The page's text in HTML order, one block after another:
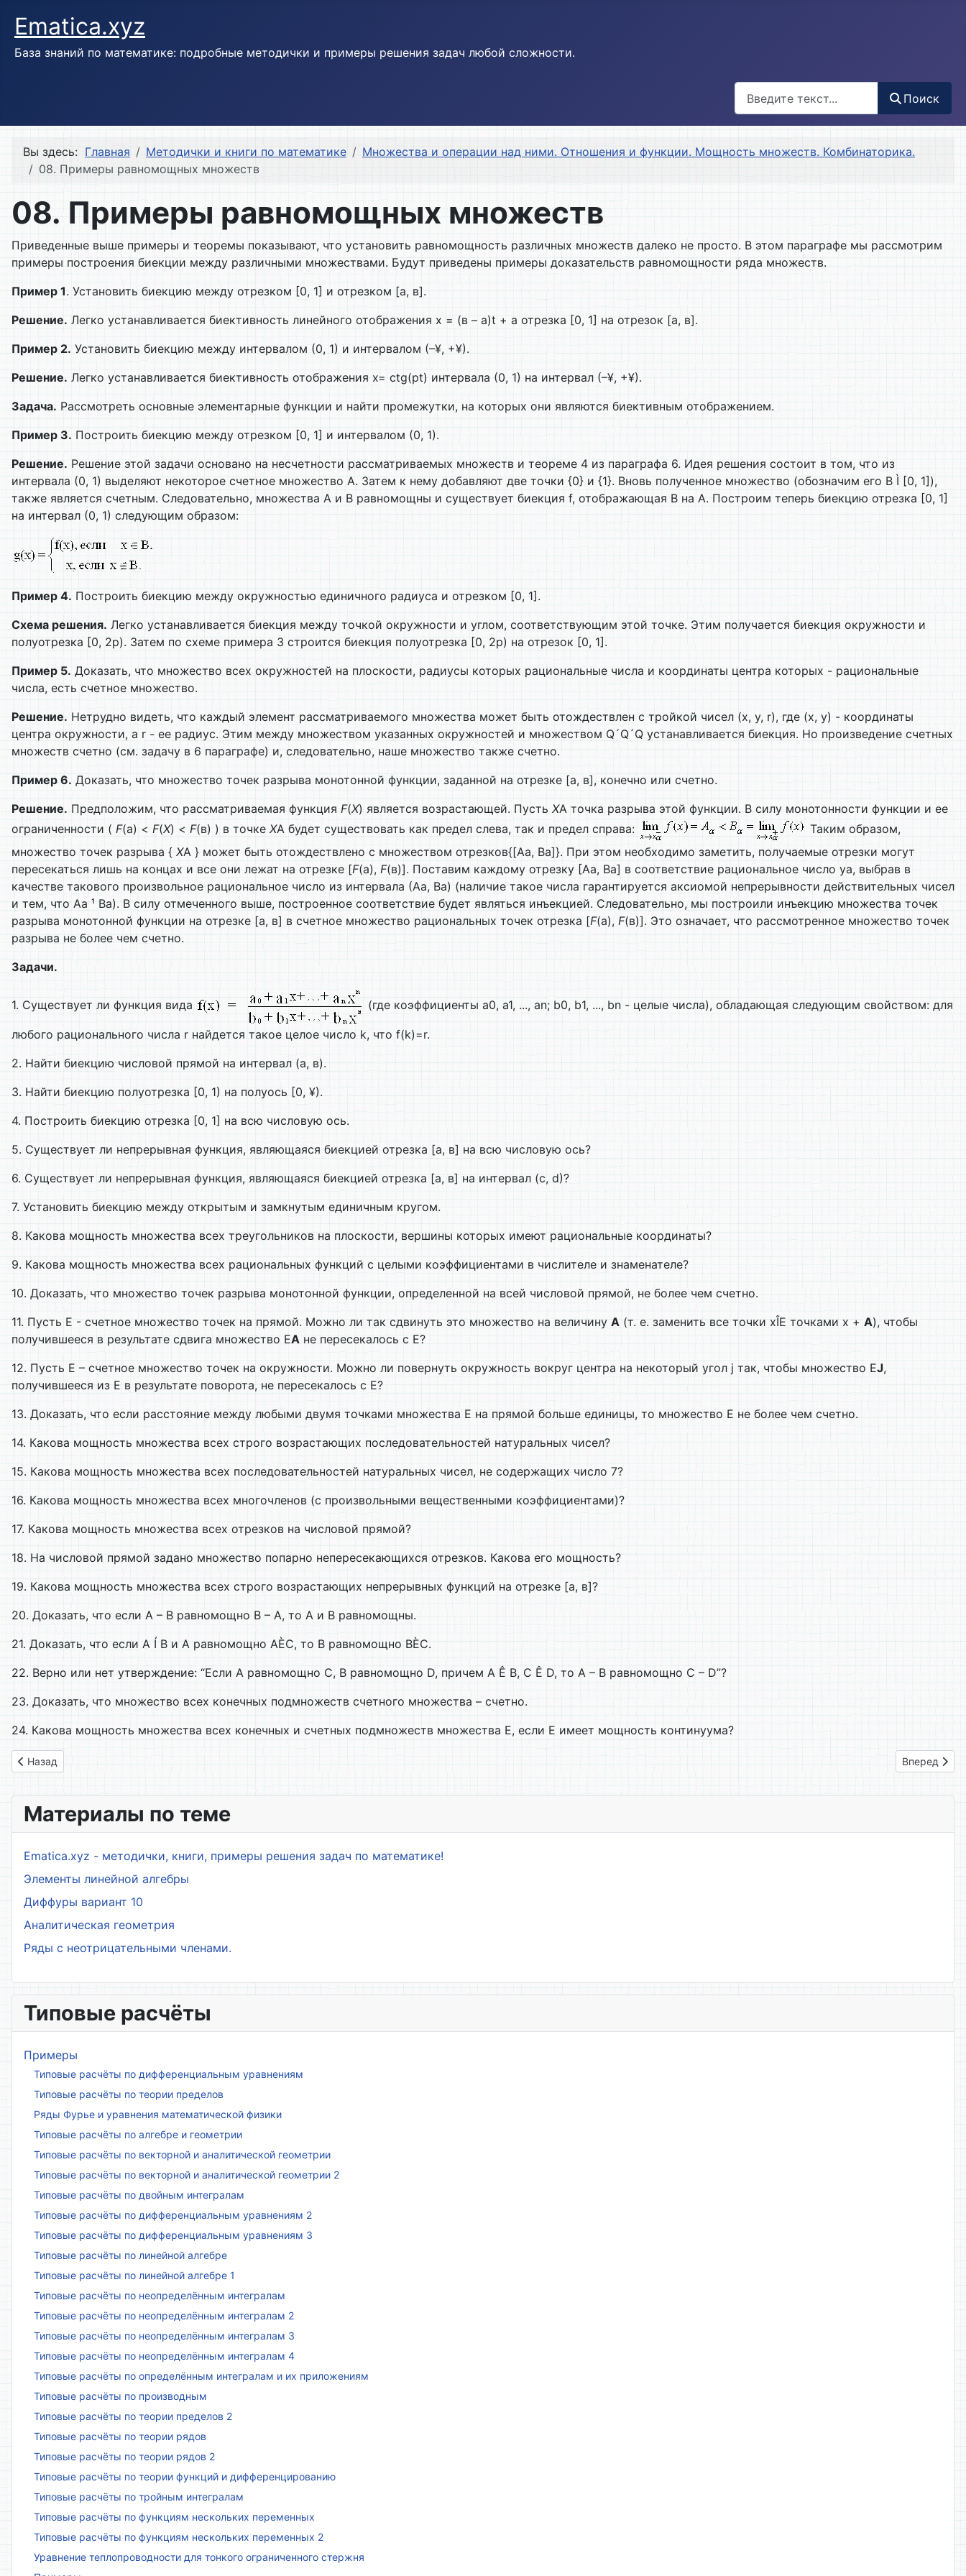
Ematica.xyz
База знаний по математике: подробные методички и примеры решения задач любой сложности.
Поиск
Вы здесь: Главная Методички и книги по математике
Множества и операции над ними. Отношения и функции. Мощность множеств. Комбинаторика.
08. Примеры равномощных множеств
08. Примеры равномощных множеств
Приведенные выше примеры и теоремы показывают, что установить равномощность различных множеств далеко не просто. В этом параграфе мы рассмотрим
примеры построения биекции между различными множествами. Будут приведены примеры доказательств равномощности ряда множеств.
Пример 1. Установить биекцию между отрезком [0, 1] и отрезком [а, в].
Решение. Легко устанавливается биективность линейного отображения x = (в – a)t + a отрезка [0, 1] на отрезок [а, в].
Пример 2. Установить биекцию между интервалом (0, 1) и интервалом (–¥, +¥).
Решение. Легко устанавливается биективность отображения x= ctg(pt) интервала (0, 1) на интервал (–¥, +¥).
Задача. Рассмотреть основные элементарные функции и найти промежутки, на которых они являются биективным отображением.
Пример 3. Построить биекцию между отрезком [0, 1] и интервалом (0, 1).
Решение. Решение этой задачи основано на несчетности рассматриваемых множеств и теореме 4 из параграфа 6. Идея решения состоит в том, что из
интервала (0, 1) выделяют некоторое счетное множество А. Затем к нему добавляют две точки {0} и {1}. Вновь полученное множество (обозначим его В Ì [0, 1]),
также является счетным. Следовательно, множества А и В равномощны и существует биекция f, отображающая B на A. Построим теперь биекцию отрезка [0, 1]
на интервал (0, 1) следующим образом:
Пример 4. Построить биекцию между окружностью единичного радиуса и отрезком [0, 1].
Схема решения. Легко устанавливается биекция между точкой окружности и углом, соответствующим этой точке. Этим получается биекция окружности и
полуотрезка [0, 2p). Затем по схеме примера 3 строится биекция полуотрезка [0, 2p) на отрезок [0, 1].
Пример 5. Доказать, что множество всех окружностей на плоскости, радиусы которых рациональные числа и координаты центра которых - рациональные
числа, есть счетное множество.
Решение. Нетрудно видеть, что каждый элемент рассматриваемого множества может быть отождествлен с тройкой чисел (х, у, r), где (х, у) - координаты
центра окружности, а r - ее радиус. Этим между множеством указанных окружностей и множеством Q´Q´Q устанавливается биекция. Но произведение счетных
множеств счетно (см. задачу в 6 параграфе) и, следовательно, наше множество также счетно.
Пример 6. Доказать, что множество точек разрыва монотонной функции, заданной на отрезке [а, в], конечно или счетно.
Решение. Предположим, что рассматриваемая функция F(Х) является возрастающей. Пусть ХA точка разрыва этой функции. В силу монотонности функции и ее
ограниченности ( F(а) < F(Х) < F(в) ) в точке ХA будет существовать как предел слева, так и предел справа:
Таким образом,
множество точек разрыва { ХA } может быть отождествлено с множеством отрезков{[Aa, Ba]}. При этом необходимо заметить, получаемые отрезки могут
пересекаться лишь на концах и все они лежат на отрезке [F(а), F(в)]. Поставим каждому отрезку [Аa, Вa] в соответствие рациональное число уa, выбрав в
качестве такового произвольное рациональное число из интервала (Аa, Вa) (наличие такое числа гарантируется аксиомой непрерывности действительных чисел
и тем, что Аa ¹ Вa). В силу отмеченного выше, построенное соответствие будет являться инъекцией. Следовательно, мы построили инъекцию множества точек
разрыва монотонной функции на отрезке [а, в] в счетное множество рациональных точек отрезка [F(а), F(в)]. Это означает, что рассмотренное множество точек
разрыва не более чем счетно.
Задачи.
1. Существует ли функция вида (где коэффициенты a0, a1, ..., an; b0, b1, ..., bn - целые числа), обладающая следующим свойством: для
любого рационального числа r найдется такое целое число k, что f(k)=r.
2. Найти биекцию числовой прямой на интервал (а, в).
3. Найти биекцию полуотрезка [0, 1) на полуось [0, ¥).
4. Построить биекцию отрезка [0, 1] на всю числовую ось.
5. Существует ли непрерывная функция, являющаяся биекцией отрезка [а, в] на всю числовую ось?
6. Существует ли непрерывная функция, являющаяся биекцией отрезка [а, в] на интервал (с, d)?
7. Установить биекцию между открытым и замкнутым единичным кругом.
8. Какова мощность множества всех треугольников на плоскости, вершины которых имеют рациональные координаты?
9. Какова мощность множества всех рациональных функций с целыми коэффициентами в числителе и знаменателе?
10. Доказать, что множество точек разрыва монотонной функции, определенной на всей числовой прямой, не более чем счетно.
11. Пусть Е - счетное множество точек на прямой. Можно ли так сдвинуть это множество на величину А (т. е. заменить все точки хÎЕ точками х + А), чтобы
получившееся в результате сдвига множество ЕA не пересекалось с Е?
12. Пусть Е – счетное множество точек на окружности. Можно ли повернуть окружность вокруг центра на некоторый угол j так, чтобы множество ЕJ,
получившееся из Е в результате поворота, не пересекалось с Е?
13. Доказать, что если расстояние между любыми двумя точками множества Е на прямой больше единицы, то множество Е не более чем счетно.
14. Какова мощность множества всех строго возрастающих последовательностей натуральных чисел?
15. Какова мощность множества всех последовательностей натуральных чисел, не содержащих число 7?
16. Какова мощность множества всех многочленов (с произвольными вещественными коэффициентами)?
17. Какова мощность множества всех отрезков на числовой прямой?
18. На числовой прямой задано множество попарно непересекающихся отрезков. Какова его мощность?
19. Какова мощность множества всех строго возрастающих непрерывных функций на отрезке [а, в]?
20. Доказать, что если А – В равномощно В – А, то А и В равномощны.
21. Доказать, что если А Í В и А равномощно АÈС, то В равномощно ВÈС.
22. Верно или нет утверждение: “Если А равномощно С, В равномощно D, причем А Ê В, С Ê D, то А – В равномощно С – D”?
23. Доказать, что множество всех конечных подмножеств счетного множества – счетно.
24. Какова мощность множества всех конечных и счетных подмножеств множества Е, если Е имеет мощность континуума?
Предыдущий: 07. Сравнение мощностей
Назад Следующий:
Вперед
Материалы по теме
Ematica.xyz - методички, книги, примеры решения задач по математике!
Элементы линейной алгебры
Диффуры вариант 10
Аналитическая геометрия
Ряды с неотрицательными членами.
Типовые расчёты
Примеры
Типовые расчёты по дифференциальным уравнениям
Типовые расчёты по теории пределов
Ряды Фурье и уравнения математической физики
Типовые расчёты по алгебре и геометрии
Типовые расчёты по векторной и аналитической геометрии
Типовые расчёты по векторной и аналитической геометрии 2
Типовые расчёты по двойным интегралам
Типовые расчёты по дифференциальным уравнениям 2
Типовые расчёты по дифференциальным уравнениям 3
Типовые расчёты по линейной алгебре
Типовые расчёты по линейной алгебре 1
Типовые расчёты по неопределённым интегралам
Типовые расчёты по неопределённым интегралам 2
Типовые расчёты по неопределённым интегралам 3
Типовые расчёты по неопределённым интегралам 4
Типовые расчёты по определённым интегралам и их приложениям
Типовые расчёты по производным
Типовые расчёты по теории пределов 2
Типовые расчёты по теории рядов
Типовые расчёты по теории рядов 2
Типовые расчёты по теории функций и дифференцированию
Типовые расчёты по тройным интегралам
Типовые расчёты по функциям нескольких переменных
Типовые расчёты по функциям нескольких переменных 2
Уравнение теплопроводности для тонкого ограниченного стержня